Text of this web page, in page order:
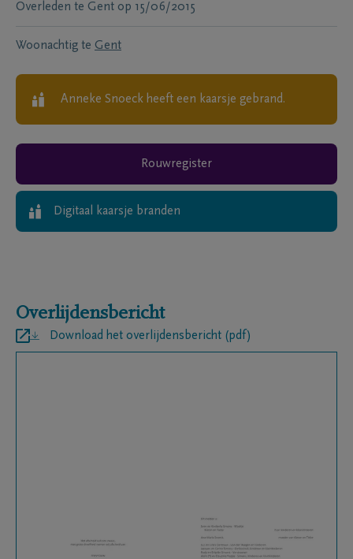
Overleden te Gent op 15/06/2015
Woonachtig te Gent
Anneke Snoeck heeft een kaarsje gebrand.
Rouwregister
Digitaal kaarsje branden
Overlijdensbericht
Download het overlijdensbericht (pdf)